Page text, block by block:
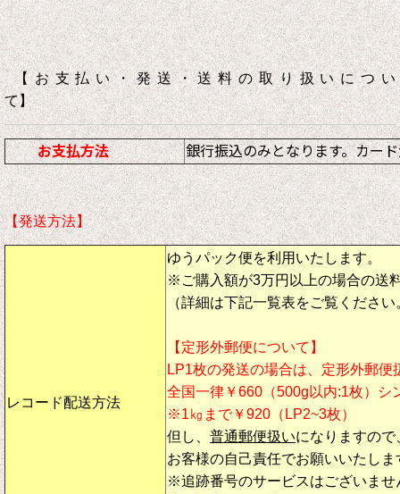
【お支払い・発送・送料の取り扱いについ
て】
お支払方法 銀行振込のみとなります。カー
【発送方法】
レコード配送方法
ゆうパック便を利用いたします。
※ご購入額が3万円以上の場合の送
（詳細は下記一覧表をご覧ください
【定形外郵便について】
LP1枚の発送の場合は、定形外郵便
全国一律￥660（500g以内:1枚）シ
※1㎏まで￥920（LP2~3枚）
但し、 普通郵便扱いになりますの
お客様の自己責任でお願いいたしま
※追跡番号のサービスはございませ